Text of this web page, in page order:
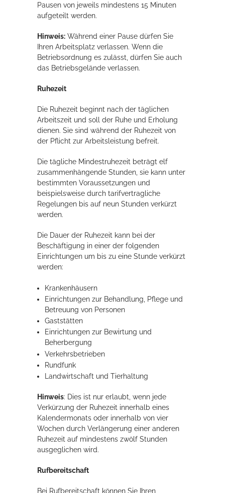
Pausen von jeweils mindestens 15 Minuten
aufgeteilt werden.
Hinweis: Während einer Pause dürfen Sie
Ihren Arbeitsplatz verlassen. Wenn die
Betriebsordnung es zulässt, dürfen Sie auch
das Betriebsgelände verlassen.
Ruhezeit
Die Ruhezeit beginnt nach der täglichen
Arbeitszeit und soll der Ruhe und Erholung
dienen. Sie sind während der Ruhezeit von
der Pflicht zur Arbeitsleistung befreit.
Die tägliche Mindestruhezeit beträgt elf
zusammenhängende Stunden, sie kann unter
bestimmten Voraussetzungen und
beispielsweise durch tarifvertragliche
Regelungen bis auf neun Stunden verkürzt
werden.
Die Dauer der Ruhezeit kann bei der
Beschäftigung in einer der folgenden
Einrichtungen um bis zu eine Stunde verkürzt
werden:
Krankenhäusern
Einrichtungen zur Behandlung, Pflege und
Betreuung von Personen
Gaststätten
Einrichtungen zur Bewirtung und
Beherbergung
Verkehrsbetrieben
Rundfunk
Landwirtschaft und Tierhaltung
Hinweis: Dies ist nur erlaubt, wenn jede
Verkürzung der Ruhezeit innerhalb eines
Kalendermonats oder innerhalb von vier
Wochen durch Verlängerung einer anderen
Ruhezeit auf mindestens zwölf Stunden
ausgeglichen wird.
Rufbereitschaft
Bei Rufbereitschaft können Sie Ihren